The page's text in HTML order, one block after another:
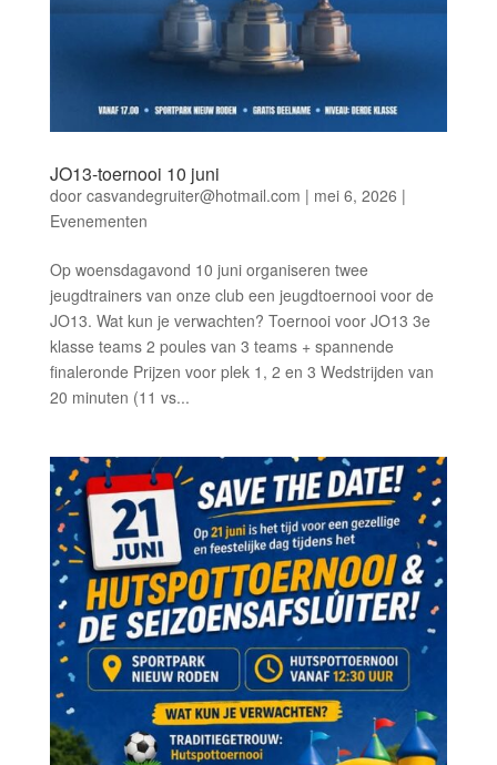
JO13-toernooi 10 juni
door casvandegruiter@hotmail.com | mei 6, 2026 |
Evenementen
Op woensdagavond 10 juni organiseren twee
jeugdtrainers van onze club een jeugdtoernooi voor de
JO13. Wat kun je verwachten? Toernooi voor JO13 3e
klasse teams 2 poules van 3 teams + spannende
finaleronde Prijzen voor plek 1, 2 en 3 Wedstrijden van
20 minuten (11 vs...